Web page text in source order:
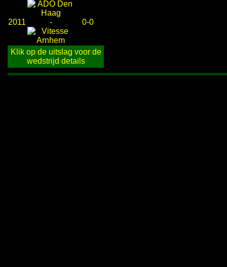
2011 - 0-0
Klik op de uitslag voor de
wedstrijd details